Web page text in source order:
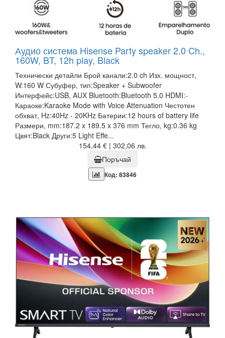
Аудио система Hisense Party speaker 2.0 Ch.,
160W, BT, 12h play, Black
Технически детайли Брой канали:2.0 ch Изх. мощност,
W:160 W Субуфер, тип:Speaker + Subwoofer
Интерфейс:USB, AUX Bluetooth:Bluetooth 5.0 HDMI:-
Караоке:Karaoke Mode with Voice Attenuation Честотен
обхват, Hz:40Hz - 20KHz Батерии:12 hours of battery life
Размери, mm:187.2 x 189.5 x 376 mm Тегло, kg:0.36 kg
Цвят:Black Други:5 Light Effe...
154,44 € | 302,06 лв.
Поръчай
Код: 83846